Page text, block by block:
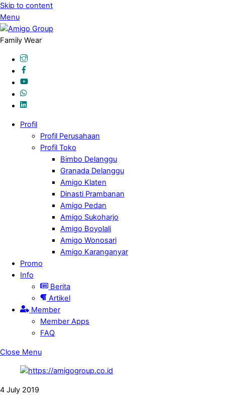
Skip to content
Menu
Family Wear
Profil
Profil Perusahaan
Profil Toko
Bimbo Delanggu
Granada Delanggu
Amigo Klaten
Dinasti Prambanan
Amigo Pedan
Amigo Sukoharjo
Amigo Boyolali
Amigo Wonosari
Amigo Karanganyar
Promo
Info
Berita
Artikel
Member
Member Apps
FAQ
Close Menu
4 July 2019